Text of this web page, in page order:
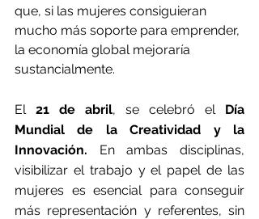
que, si las mujeres consiguieran
mucho más soporte para emprender,
la economía global mejoraría
sustancialmente.
El 21 de abril, se celebró el Día
Mundial de la Creatividad y la
Innovación. En ambas disciplinas,
visibilizar el trabajo y el papel de las
mujeres es esencial para conseguir
más representación y referentes, sin